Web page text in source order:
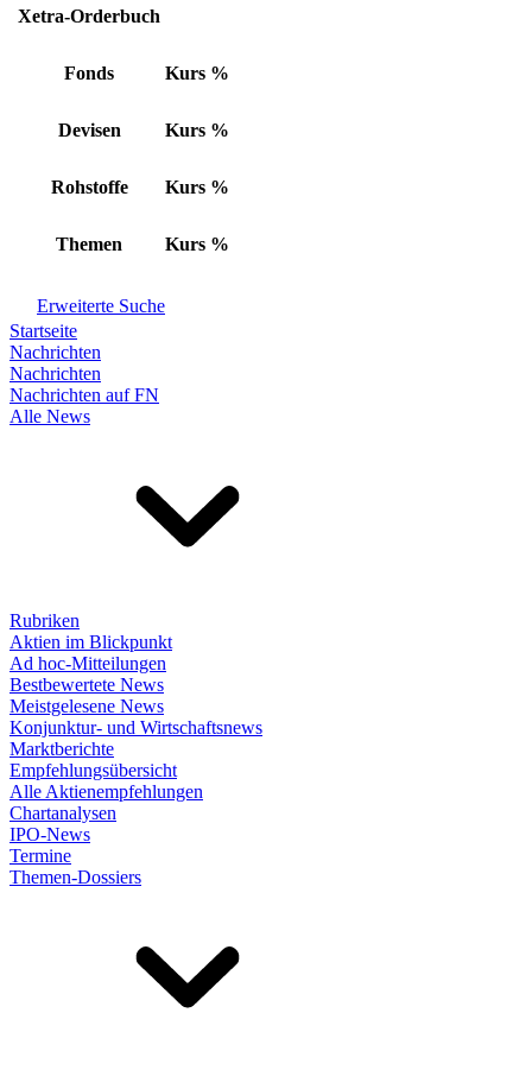
Xetra-Orderbuch
Fonds Kurs %
Devisen Kurs %
Rohstoffe Kurs %
Themen Kurs %
Erweiterte Suche
Startseite
Nachrichten
Nachrichten
Nachrichten auf FN
Alle News
Rubriken
Aktien im Blickpunkt
Ad hoc-Mitteilungen
Bestbewertete News
Meistgelesene News
Konjunktur- und Wirtschaftsnews
Marktberichte
Empfehlungsübersicht
Alle Aktienempfehlungen
Chartanalysen
IPO-News
Termine
Themen-Dossiers